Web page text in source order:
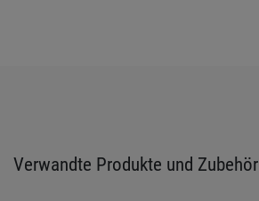
Verwandte Produkte und Zubehör